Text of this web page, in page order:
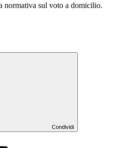
normativa sul voto a domicilio.
Condividi